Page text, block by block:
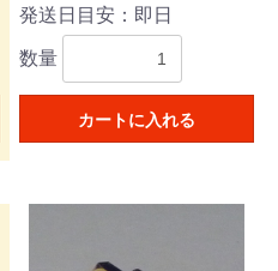
発送日目安：即日
数量
カートに入れる